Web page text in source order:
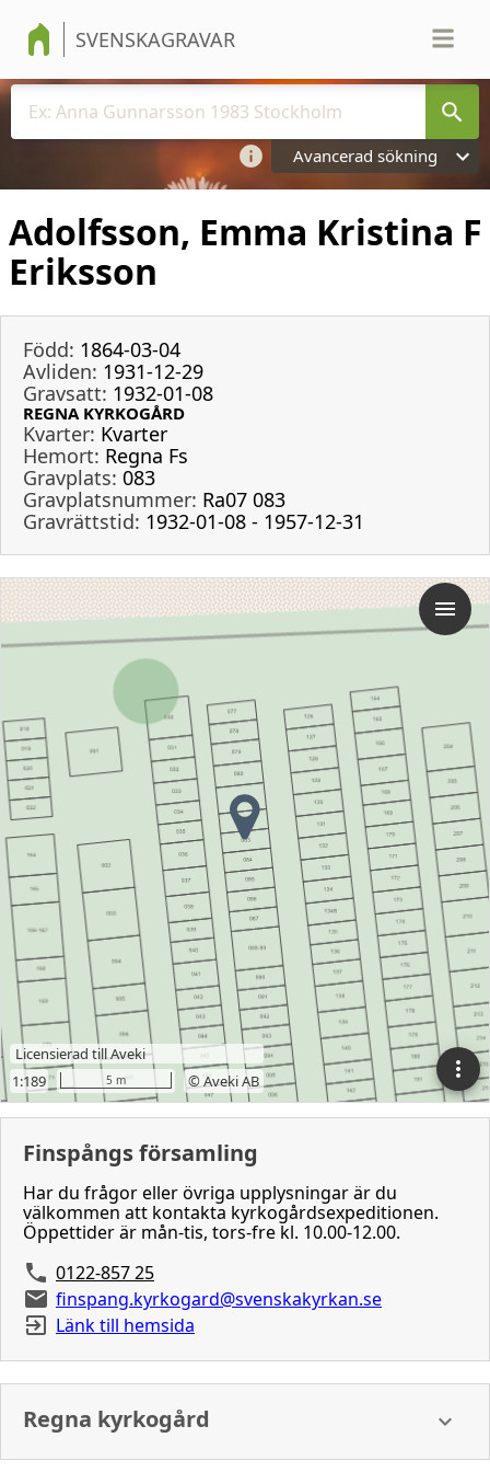
SVENSKAGRAVAR
Avancerad sökning
Adolfsson, Emma Kristina F
Eriksson
Född: 1864-03-04
Avliden: 1931-12-29
Gravsatt: 1932-01-08
REGNA KYRKOGÅRD
Kvarter: Kvarter
Hemort: Regna Fs
Gravplats: 083
Gravplatsnummer: Ra07 083
Gravrättstid: 1932-01-08 - 1957-12-31
Finspångs församling
Har du frågor eller övriga upplysningar är du
välkommen att kontakta kyrkogårdsexpeditionen.
Öppettider är mån-tis, tors-fre kl. 10.00-12.00.
0122-857 25
finspang.kyrkogard@svenskakyrkan.se
Länk till hemsida
Regna kyrkogård